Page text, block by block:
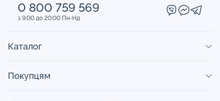
0 800 759 569
з 9:00 до 20:00 Пн-Нд
Каталог
Покупцям